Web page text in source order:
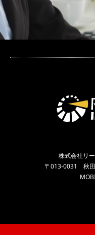
株式会社リ
〒013-0031 秋田